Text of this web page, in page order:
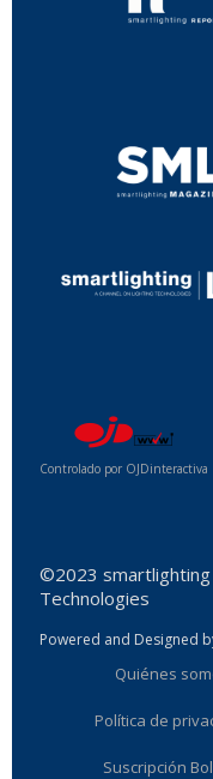
Controlado por OJDinteractiva
©2023 smartlighting
Technologies
Powered and Designed
Quiénes
Política de
Suscripción